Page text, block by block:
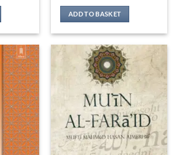
ADD TO BASKET